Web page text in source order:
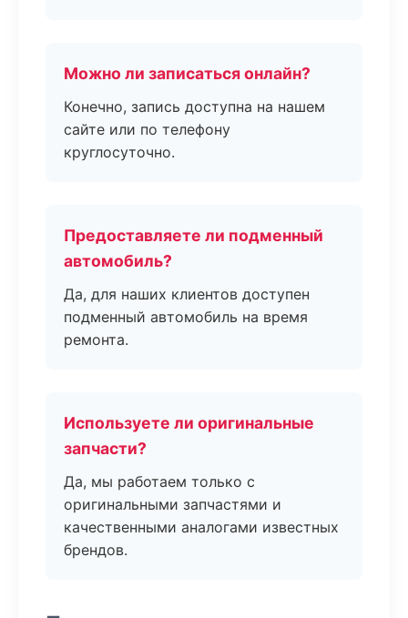
Можно ли записаться онлайн?
Конечно, запись доступна на нашем
сайте или по телефону
круглосуточно.
Предоставляете ли подменный
автомобиль?
Да, для наших клиентов доступен
подменный автомобиль на время
ремонта.
Используете ли оригинальные
запчасти?
Да, мы работаем только с
оригинальными запчастями и
качественными аналогами известных
брендов.